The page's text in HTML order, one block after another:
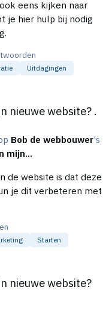
Uitdagingen
nieuwe website? .
Bob de webbouwer's
mijn...
de website is dat deze
Starten
nieuwe website?